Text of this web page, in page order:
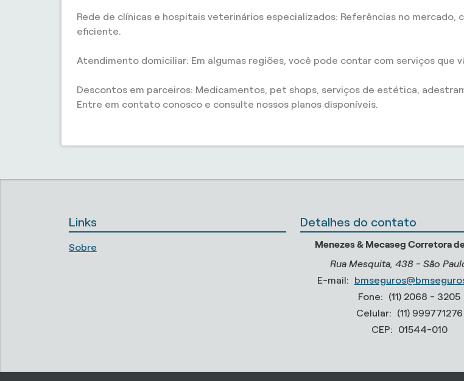
Rede de clínicas e hospitais veterinários especializados: Referências no
eficiente.
Atendimento domiciliar: Em algumas regiões, você pode contar com serviços que
Descontos em parceiros: Medicamentos, pet shops, serviços de estética,
Entre em contato conosco e consulte nossos planos disponíveis.
Links
Sobre
Detalhes do contato
Menezes & Mecaseg Corretora
Rua Mesquita, 438 - São
E-mail:
Fone:
(11) 2068 - 3205
Celular:
(11) 999771276
CEP:
01544-010